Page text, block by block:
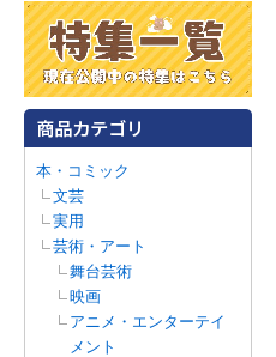
本・コミック
文芸
実用
芸術・アート
舞台芸術
映画
アニメ・エンターテイ
メント